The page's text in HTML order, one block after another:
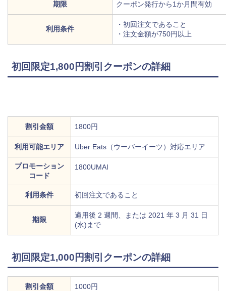
期限 クーポン発行から1か月間有効
利用条件
・初回注文であること
・注文金額が750円以上
初回限定1,800円割引クーポンの詳細
割引金額 1800円
利用可能エリア Uber Eats（ウーバーイーツ）対応エリア
プロモーション
コード
1800UMAI
利用条件 初回注文であること
期限
適用後 2 週間、または 2021 年 3 月 31 日
(水)まで
初回限定1,000円割引クーポンの詳細
割引金額 1000円